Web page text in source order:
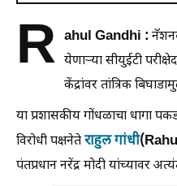
R ahul Gandhi :
येणाऱ्या सीयुईटी
केंद्रांवर तांत्रिक
या प्रशासकीय गोंधळाचा धागा
विरोधी पक्षनेतेराहुल गांधी
पंतप्रधान नरेंद्र मोदी यांच्यावर